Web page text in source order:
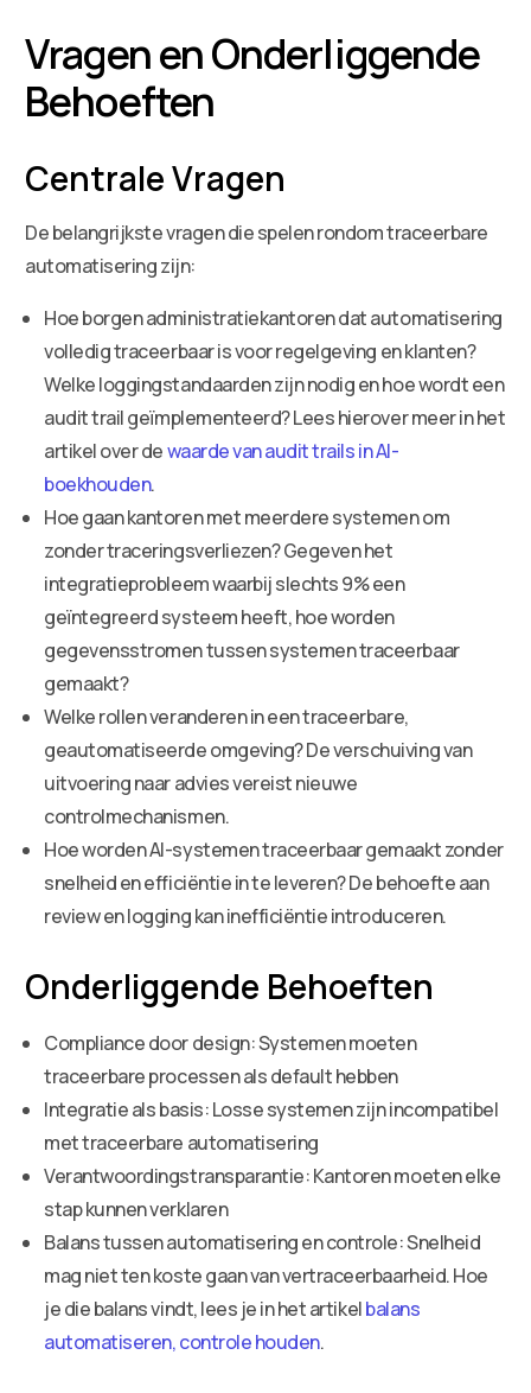
Vragen en Onderliggende
Behoeften
Centrale Vragen
De belangrijkste vragen die spelen rondom traceerbare
automatisering zijn:
Hoe borgen administratiekantoren dat automatisering
volledig traceerbaar is voor regelgeving en klanten?
Welke loggingstandaarden zijn nodig en hoe wordt een
audit trail geïmplementeerd? Lees hierover meer in het
artikel over dewaarde van audit trails in AI-
boekhouden.
Hoe gaan kantoren met meerdere systemen om
zonder traceringsverliezen? Gegeven het
integratieprobleem waarbij slechts 9% een
geïntegreerd systeem heeft, hoe worden
gegevensstromen tussen systemen traceerbaar
gemaakt?
Welke rollen veranderen in een traceerbare,
geautomatiseerde omgeving? De verschuiving van
uitvoering naar advies vereist nieuwe
controlmechanismen.
Hoe worden AI-systemen traceerbaar gemaakt zonder
snelheid en efficiëntie in te leveren? De behoefte aan
review en logging kan inefficiëntie introduceren.
Onderliggende Behoeften
Compliance door design: Systemen moeten
traceerbare processen als default hebben
Integratie als basis: Losse systemen zijn incompatibel
met traceerbare automatisering
Verantwoordingstransparantie: Kantoren moeten elke
stap kunnen verklaren
Balans tussen automatisering en controle: Snelheid
mag niet ten koste gaan van vertraceerbaarheid. Hoe
je die balans vindt, lees je in het artikelbalans
automatiseren, controle houden.